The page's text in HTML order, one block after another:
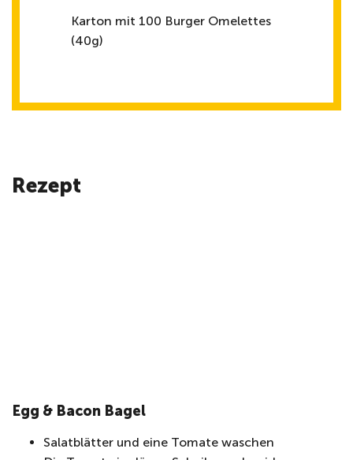
Karton mit 100 Burger Omelettes
(40g)
Rezept
Egg & Bacon Bagel
Salatblätter und eine Tomate waschen